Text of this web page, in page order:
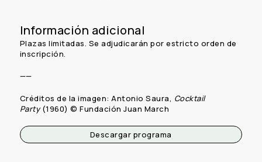
Información adicional
Plazas limitadas. Se adjudicarán por estricto orden de
inscripción.
——
Créditos de la imagen:Antonio Saura, Cocktail
Party(1960) © Fundación Juan March
Descargar programa